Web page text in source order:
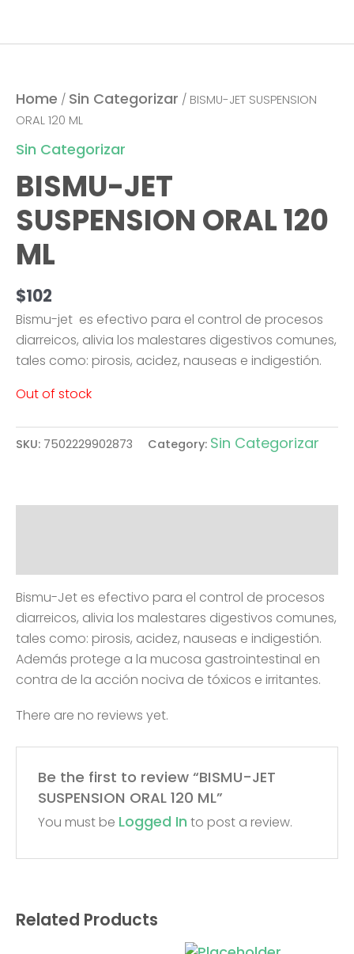
Home / Sin Categorizar / BISMU-JET SUSPENSION
ORAL 120 ML
Sin Categorizar
BISMU-JET
SUSPENSION ORAL 120
ML
$102
Bismu-jet es efectivo para el control de procesos
diarreicos, alivia los malestares digestivos comunes,
tales como: pirosis, acidez, nauseas e indigestión.
Out of stock
SKU: 7502229902873 Category: Sin Categorizar
Bismu-Jet es efectivo para el control de procesos
diarreicos, alivia los malestares digestivos comunes,
tales como: pirosis, acidez, nauseas e indigestión.
Además protege a la mucosa gastrointestinal en
contra de la acción nociva de tóxicos e irritantes.
There are no reviews yet.
Be the first to review “BISMU-JET
SUSPENSION ORAL 120 ML”
You must be Logged In to post a review.
Related Products